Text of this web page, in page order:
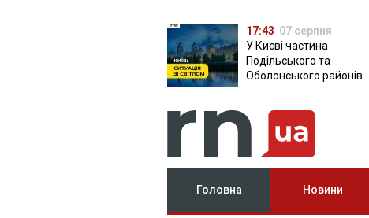
17:43 07 серпня
У Києві частина
Подільського та
Оболонського районів
Головна Новини